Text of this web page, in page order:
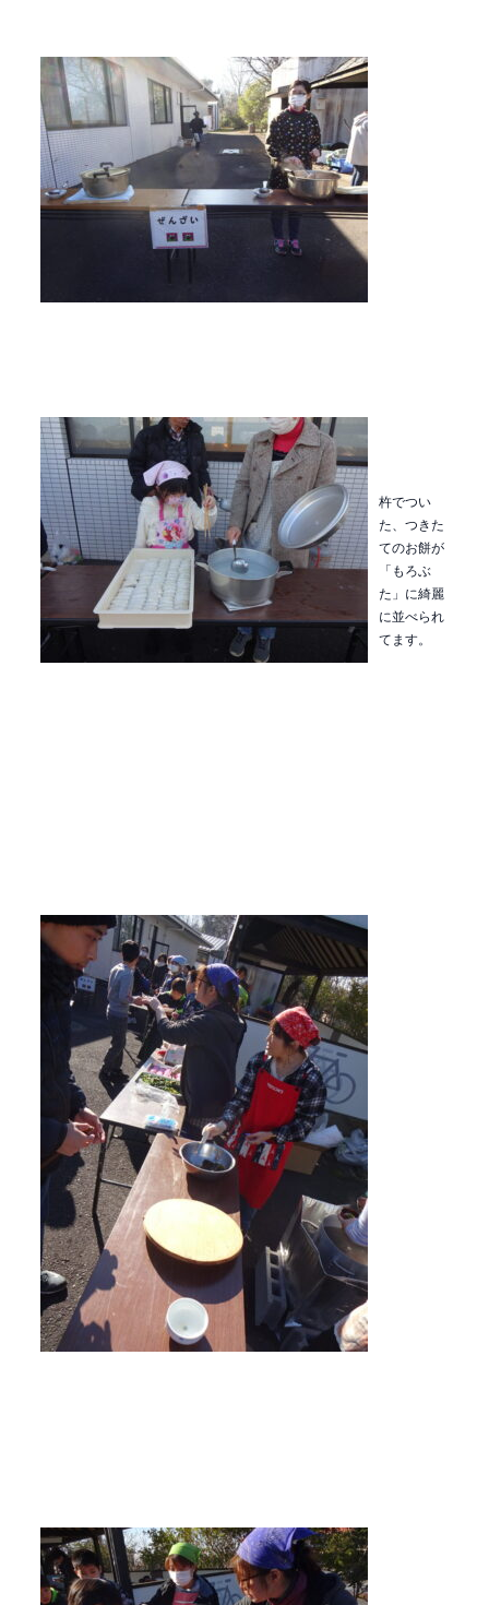
杵でつい
た、つきた
てのお餅が
「もろぶ
た」に綺麗
に並べられ
てます。